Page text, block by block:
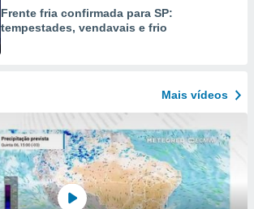
Frente fria confirmada para SP:
tempestades, vendavais e frio
Mais vídeos